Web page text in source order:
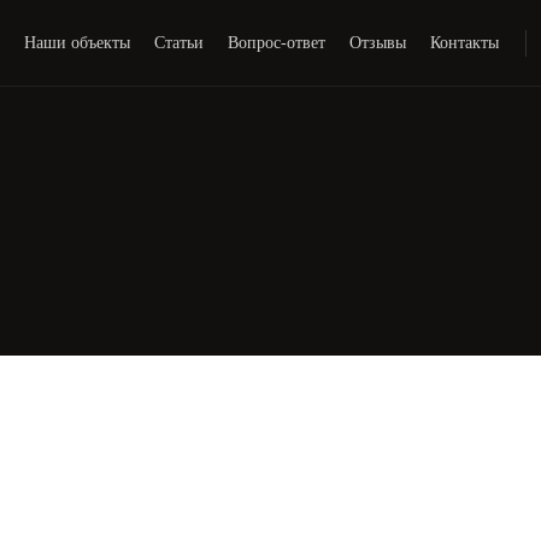
Наши объекты Статьи Вопрос-ответ Отзывы Контакты